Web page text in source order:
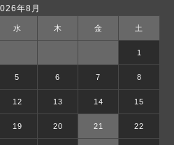
年8月
水 木 金 土
1
5 6 7 8
12 13 14 15
19 20 21 22